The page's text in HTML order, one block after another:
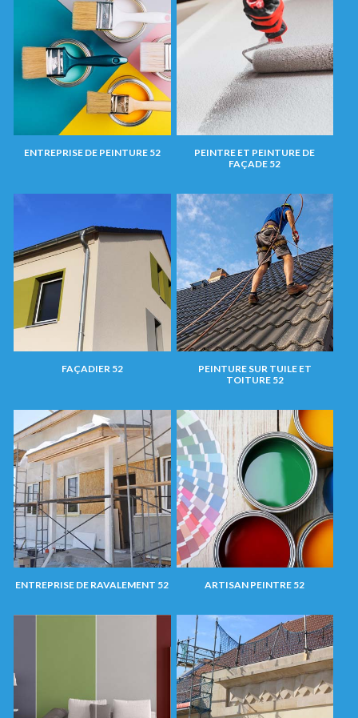
ENTREPRISE DE PEINTURE 52
PEINTRE ET PEINTURE DE
FAÇADE 52
FAÇADIER 52
PEINTURE SUR TUILE ET
TOITURE 52
ENTREPRISE DE RAVALEMENT 52 ARTISAN PEINTRE 52